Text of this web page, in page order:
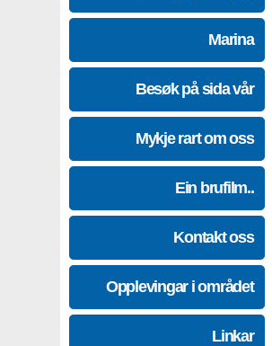
Marina
Besøk på sida vår
Mykje rart om oss
Ein brufilm..
Kontakt oss
Opplevingar i området
Linkar